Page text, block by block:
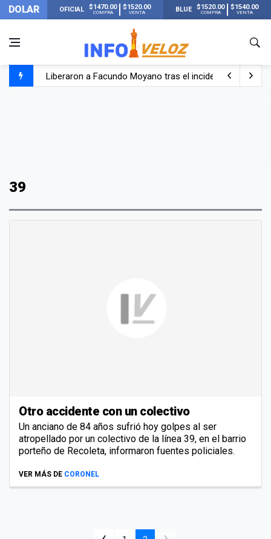
DOLAR OFICIAL $1470.00
COMPRA
$1520.00
VENTA BLUE $1520.00
COMPRA
$1540.00
VENTA
Liberaron a Facundo Moyano tras el incidente con
Tensión diplomática: Brasil no enviará a su embajador
39
Otro accidente con un colectivo
Un anciano de 84 años sufrió hoy golpes al ser
atropellado por un colectivo de la línea 39, en el barrio
porteño de Recoleta, informaron fuentes policiales.
VER MÁS DE CORONEL